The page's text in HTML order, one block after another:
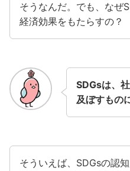
そうなんだ。でも、なぜ
経済効果をもたらすの？
SDGsは、
及ぼすもの
そういえば、SDGsの認